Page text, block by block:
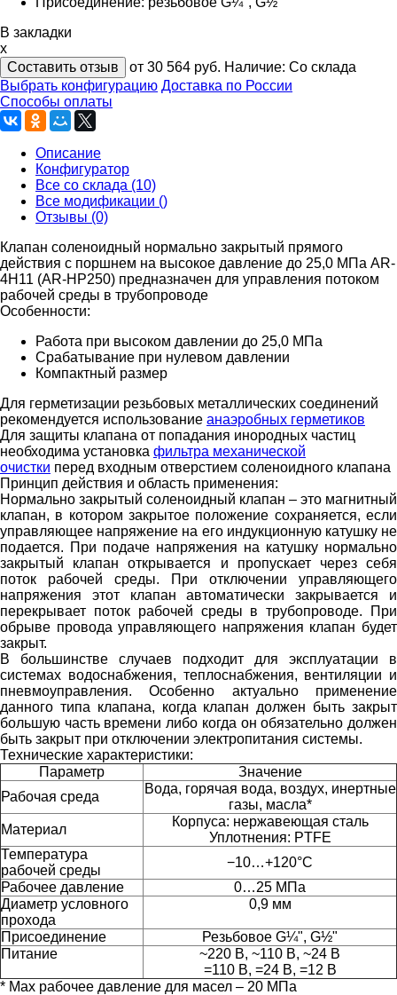
В закладки
x
Составить отзыв
от 30 564 руб. Наличие: Со склада
Выбрать конфигурацию Доставка по России
Способы оплаты
Описание
Конфигуратор
Все со склада (10)
Все модификации ()
Отзывы (0)
Клапан соленоидный нормально закрытый прямого
действия с поршнем на высокое давление до 25,0 МПа AR-
4H11 (AR-HP250) предназначен для управления потоком
рабочей среды в трубопроводе
Особенности:
Работа при высоком давлении до 25,0 МПа
Срабатывание при нулевом давлении
Компактный размер
Для герметизации резьбовых металлических соединений
рекомендуется использование анаэробных герметиков
Для защиты клапана от попадания инородных частиц
необходима установка фильтра механической
очистки перед входным отверстием соленоидного клапана
Принцип действия и область применения:
Нормально закрытый соленоидный клапан – это магнитный
клапан, в котором закрытое положение сохраняется, если
управляющее напряжение на его индукционную катушку не
подается. При подаче напряжения на катушку нормально
закрытый клапан открывается и пропускает через себя
поток рабочей среды. При отключении управляющего
напряжения этот клапан автоматически закрывается и
перекрывает поток рабочей среды в трубопроводе. При
обрыве провода управляющего напряжения клапан будет
закрыт.
В большинстве случаев подходит для эксплуатации в
системах водоснабжения, теплоснабжения, вентиляции и
пневмоуправления. Особенно актуально применение
данного типа клапана, когда клапан должен быть закрыт
большую часть времени либо когда он обязательно должен
быть закрыт при отключении электропитания системы.
Технические характеристики:
Параметр
Значение
Рабочая среда
Вода, горячая вода, воздух, инертные
газы, масла*
Материал
Корпуса: нержавеющая сталь
Уплотнения: PTFE
Температура
рабочей среды
−10…+120°С
Рабочее давление
0…25 МПа
Диаметр условного
прохода
0,9 мм
Присоединение
Резьбовое G¼", G½"
Питание
~220 В, ~110 В, ~24 В
=110 В, =24 В, =12 В
* Max рабочее давление для масел – 20 МПа